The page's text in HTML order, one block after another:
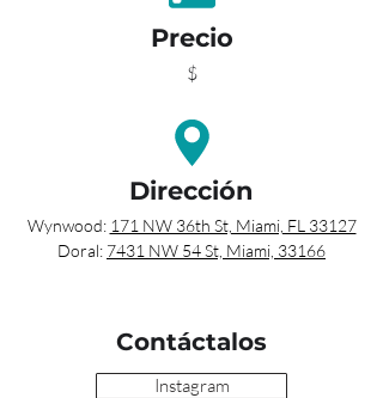
Precio
$
Dirección
Wynwood: 171 NW 36th St, Miami, FL 33127
Doral: 7431 NW 54 St, Miami, 33166
Contáctalos
Instagram